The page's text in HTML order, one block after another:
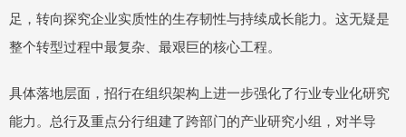
足，转向探究企业实质性的生存韧性与持续成长能力。这无疑是
整个转型过程中最复杂、最艰巨的核心工程。
具体落地层面，招行在组织架构上进一步强化了行业专业化研究
能力。总行及重点分行组建了跨部门的产业研究小组，对半导